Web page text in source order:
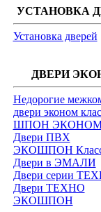
УСТАНОВКА
Установка дверей
ДВЕРИ
Недорогие
двери эконом
ШПОН
Двери ПВХ
ЭКОШПОН
Двери в ЭМАЛИ
Двери серии
Двери ТЕХНО
ЭКОШПОН